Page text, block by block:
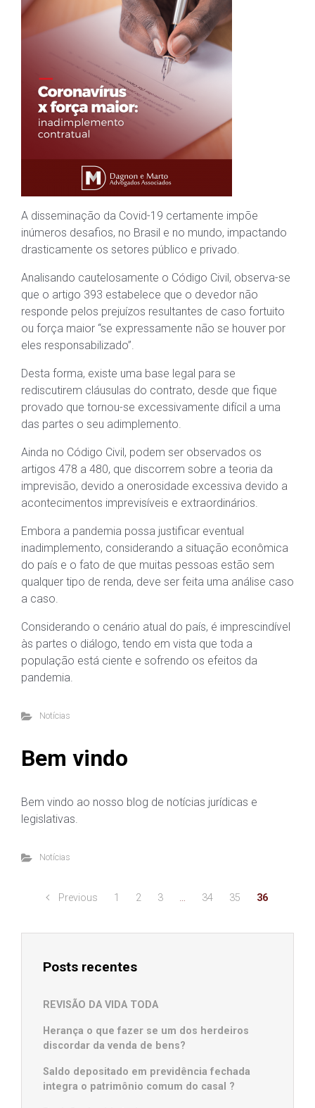
A disseminação da Covid-19 certamente impõe
inúmeros desafios, no Brasil e no mundo, impactando
drasticamente os setores público e privado.
Analisando cautelosamente o Código Civil, observa-se
que o artigo 393 estabelece que o devedor não
responde pelos prejuízos resultantes de caso fortuito
ou força maior “se expressamente não se houver por
eles responsabilizado”.
Desta forma, existe uma base legal para se
rediscutirem cláusulas do contrato, desde que fique
provado que tornou-se excessivamente difícil a uma
das partes o seu adimplemento.
Ainda no Código Civil, podem ser observados os
artigos 478 a 480, que discorrem sobre a teoria da
imprevisão, devido a onerosidade excessiva devido a
acontecimentos imprevisíveis e extraordinários.
Embora a pandemia possa justificar eventual
inadimplemento, considerando a situação econômica
do país e o fato de que muitas pessoas estão sem
qualquer tipo de renda, deve ser feita uma análise caso
a caso.
Considerando o cenário atual do país, é imprescindível
às partes o diálogo, tendo em vista que toda a
população está ciente e sofrendo os efeitos da
pandemia.
Notícias
Bem vindo
Bem vindo ao nosso blog de notícias jurídicas e
legislativas.
Notícias
Previous 1 2 3 … 34 35 36
Posts recentes
REVISÃO DA VIDA TODA
Herança o que fazer se um dos herdeiros
discordar da venda de bens?
Saldo depositado em previdência fechada
integra o patrimônio comum do casal ?